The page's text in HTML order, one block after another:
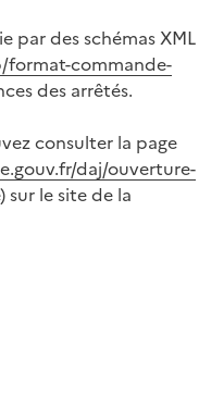
par des schémas XML
commande-
des arrêtés.
consulter la page
daj/ouverture-
) sur le site de la